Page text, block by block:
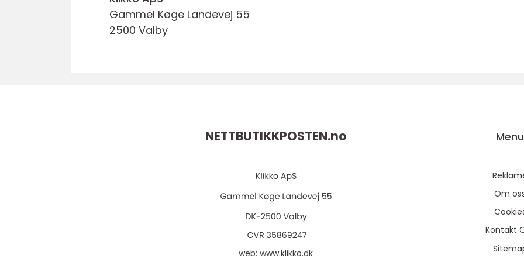
Gammel Køge Landevej 55
2500 Valby
NETTBUTIKKPOSTEN.no
web:www.klikko.dk
Menu
Om
Kontakt